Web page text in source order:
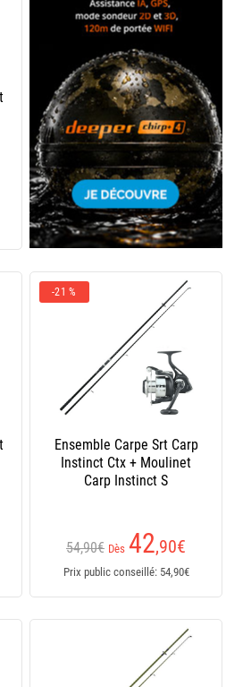
-21 %
Ensemble Carpe Srt Carp
Instinct Ctx + Moulinet
Carp Instinct S
54,90€ Dès 42,90€
Prix public conseillé: 54,90€